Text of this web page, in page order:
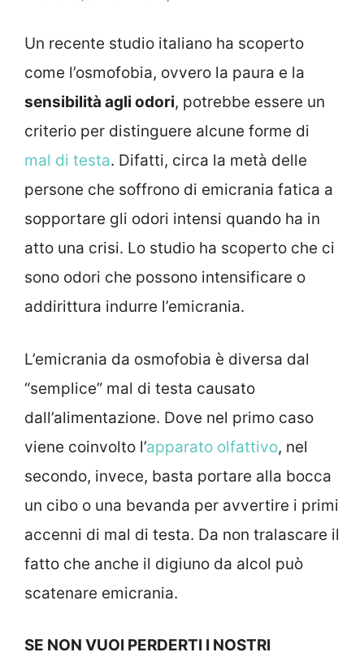
Un recente studio italiano ha scoperto
come l’osmofobia, ovvero la paura e la
sensibilità agli odori, potrebbe essere un
criterio per distinguere alcune forme di
mal di testa. Difatti, circa la metà delle
persone che soffrono di emicrania fatica a
sopportare gli odori intensi quando ha in
atto una crisi. Lo studio ha scoperto che ci
sono odori che possono intensificare o
addirittura indurre l’emicrania.
L’emicrania da osmofobia è diversa dal
“semplice” mal di testa causato
dall’alimentazione. Dove nel primo caso
viene coinvolto l’apparato olfattivo, nel
secondo, invece, basta portare alla bocca
un cibo o una bevanda per avvertire i primi
accenni di mal di testa. Da non tralascare il
fatto che anche il digiuno da alcol può
scatenare emicrania.
SE NON VUOI PERDERTI I NOSTRI